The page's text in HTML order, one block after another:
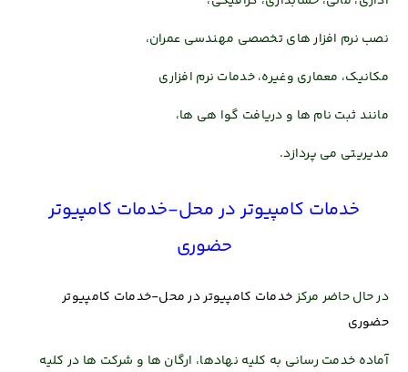
نصب نرم افزار های تخصصی مهندسی عمران،
مکانیک، معماری وغیره، خدمات نرم افزاری
مانند ثبت نام ها و دریافت گوا هی ها،
مدیریتی می پردازد.
خدمات کامپیوتر در محل-خدمات کامپیوتر
حضوری
در حال حاضر مرکزخدمات کامپیوتر در محل-خدمات کامپیوتر
حضوری
آماده خدمت رسانی به کلیه نهادها، ارگان ها و شرکت ها در کلیه